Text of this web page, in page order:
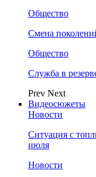
Общество
Смена
Общество
Служба в
Prev Next
Видеосюжеты
Новости
Ситуация с
июля
Новости